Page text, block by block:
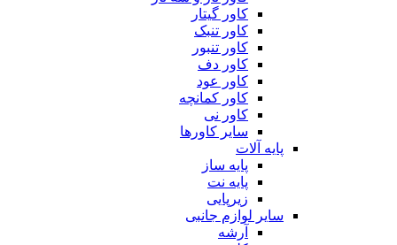
کاور گیتار
کاور تنبک
کاور تنبور
کاور دف
کاور عود
کاور کمانچه
کاور نی
سایر کاورها
پایه آلات
پایه ساز
پایه نت
زیرپایی
سایر لوازم جانبی
آرشه